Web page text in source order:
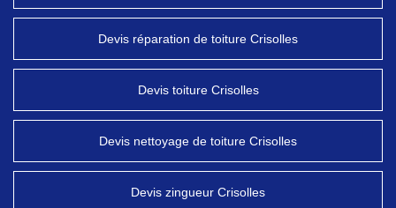
Devis réparation de toiture Crisolles
Devis toiture Crisolles
Devis nettoyage de toiture Crisolles
Devis zingueur Crisolles